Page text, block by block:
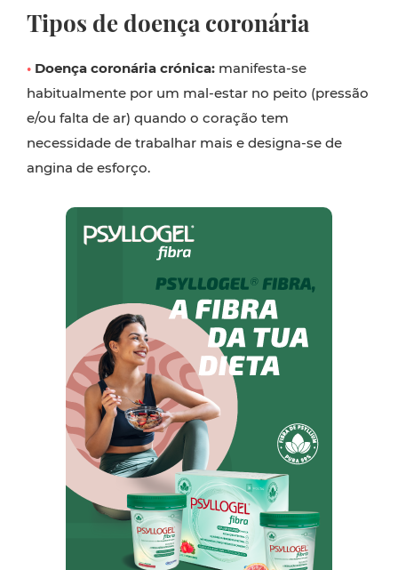
Tipos de doença coronária
• Doença coronária crónica: manifesta-se
habitualmente por um mal-estar no peito (pressão
e/ou falta de ar) quando o coração tem
necessidade de trabalhar mais e designa-se de
angina de esforço.